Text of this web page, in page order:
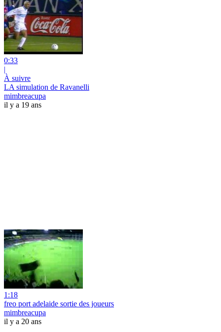
0:33
|
À suivre
LA simulation de Ravanelli
mimbreacupa
il y a 19 ans
1:18
freo port adelaide sortie des joueurs
mimbreacupa
il y a 20 ans